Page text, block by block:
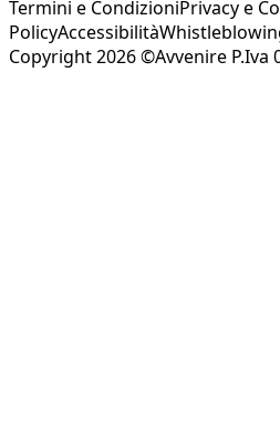
Termini e CondizioniPrivacy e
PolicyAccessibilità
Copyright 2026 ©Avvenire P.Iva